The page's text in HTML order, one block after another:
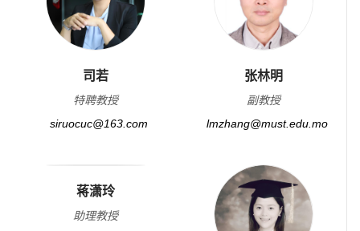
司若
特聘教授
siruocuc@163.com
张林明
副教授
lmzhang@must.edu.mo
蒋潇玲
助理教授